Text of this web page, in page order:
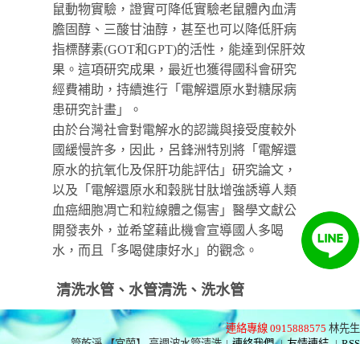
鼠動物實驗，證實可降低實驗老鼠體內血清
膽固醇、三酸甘油醇，甚至也可以降低肝病
指標酵素(GOT和GPT)的活性，能達到保肝效
果。這項研究成果，最近也獲得國科會研究
經費補助，持續進行「電解還原水對糖尿病
患研究計畫」。
由於台灣社會對電解水的認識與接受度較外
國緩慢許多，因此，呂鋒洲特別將「電解還
原水的抗氧化及保肝功能評估」研究論文，
以及「電解還原水和穀胱甘肽增強誘導人類
血癌細胞凋亡和粒線體之傷害」醫學文獻公
開發表外，並希望藉此機會宣導國人多喝
水，而且「多喝健康好水」的觀念。
清洗水管、水管清洗、洗水管
連絡專線 0915888575 林先生